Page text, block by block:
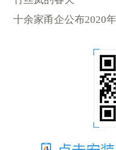
十余家甬企公布2020